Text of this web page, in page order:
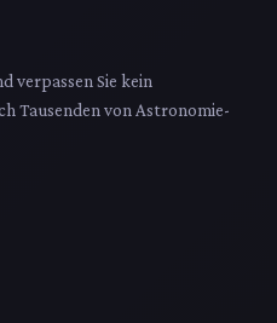
verpassen Sie kein
Tausenden von Astronomie-